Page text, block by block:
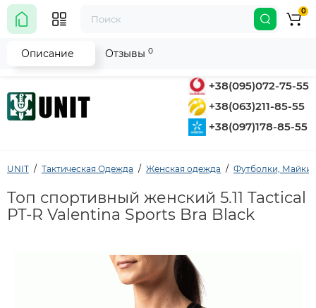
+38(095)072-75-55
+38(063)211-85-55
+38(097)178-85-55
0
UNIT Тактическая Одежда Женская одежда Футболки, Майки
Топ спортивный женский 5.11 Tactical
PT-R Valentina Sports Bra Black
Описание Отзывы 0